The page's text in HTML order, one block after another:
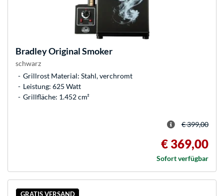
BradleyOriginal Smoker
schwarz
Grillrost Material: Stahl, verchromt
Leistung: 625 Watt
Grillfläche: 1.452 cm²
€ 399,00
€ 369,00
Sofort verfügbar
GRATIS VERSAND